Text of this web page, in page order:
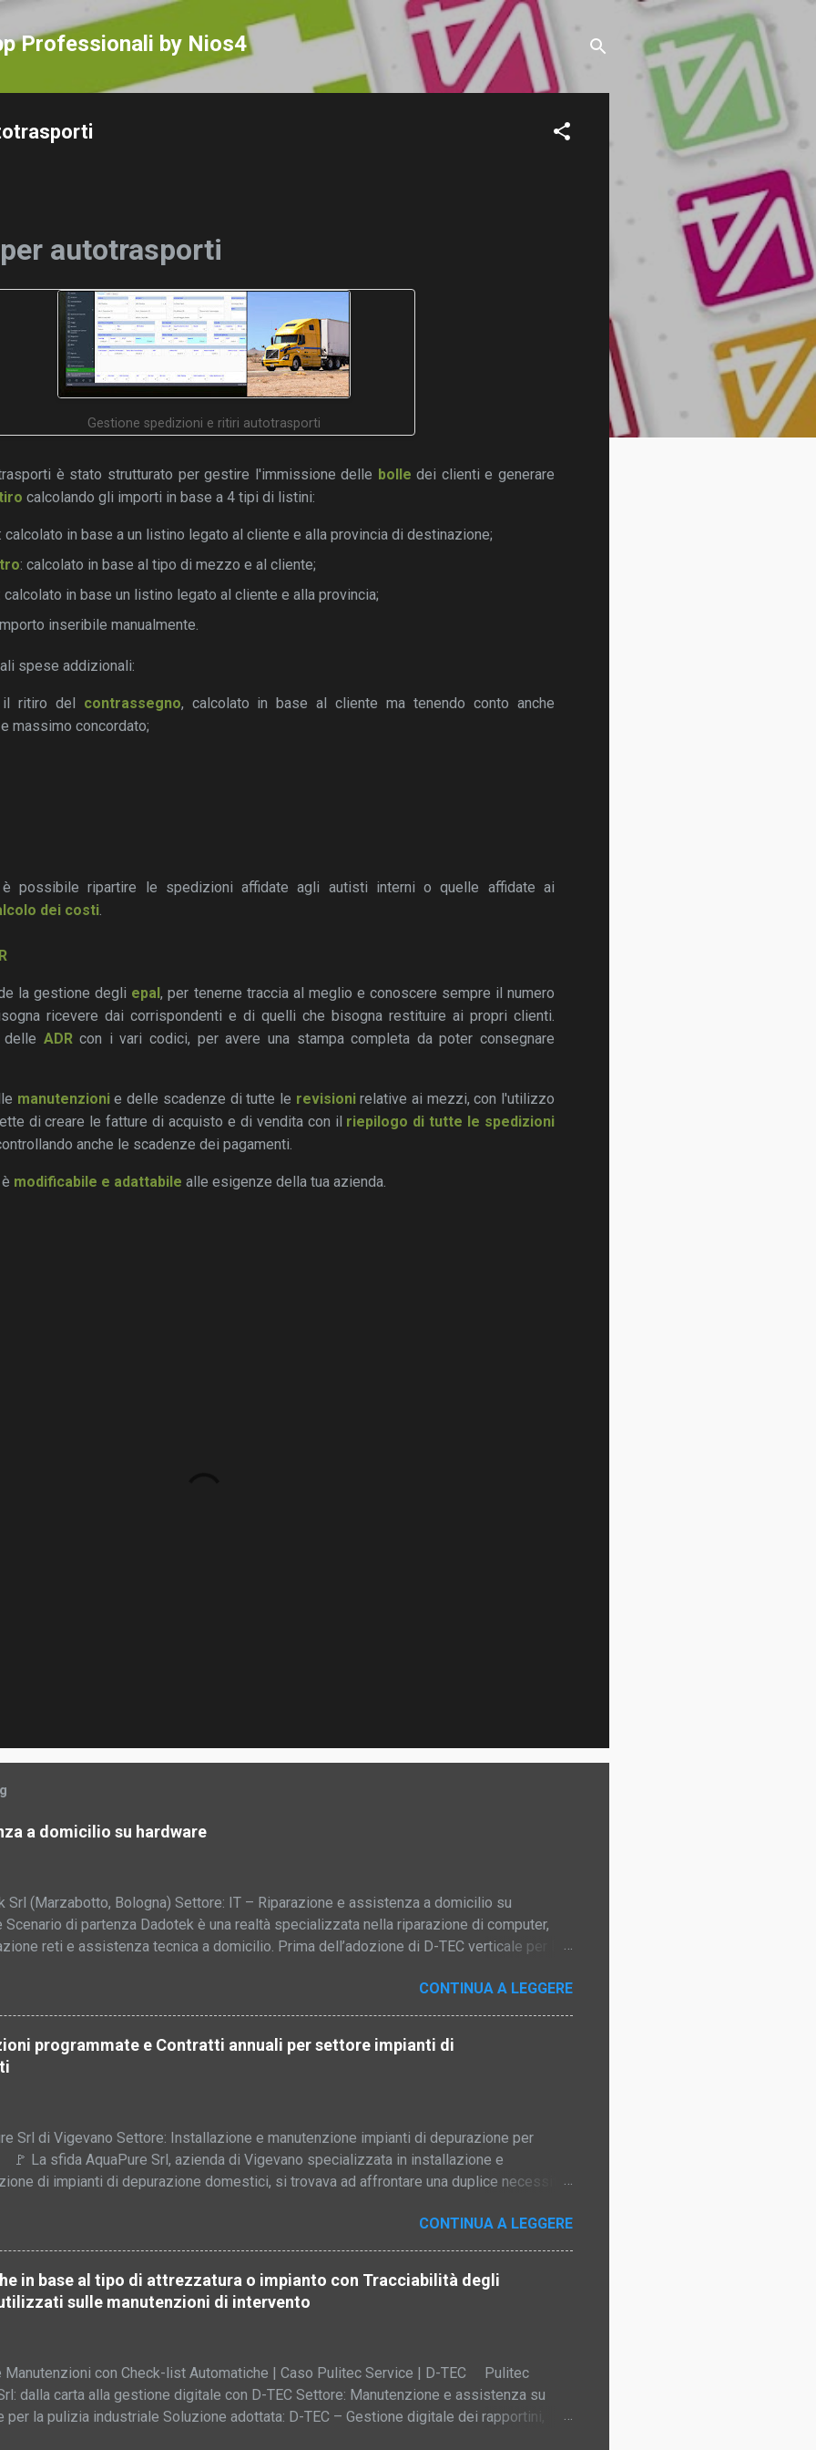
Passa ai contenuti principali
Professionali by Nios4
autotrasporti
Gestione spedizioni e ritiri autotrasporti
è stato strutturato per gestire l'immissione delle bolle dei clienti e generare
calcolando gli importi in base a 4 tipi di listini:
: calcolato in base a un listino legato al cliente e alla provincia di destinazione;
: calcolato in base al tipo di mezzo e al cliente;
calcolato in base un listino legato al cliente e alla provincia;
inseribile manualmente.
spese addizionali:
il ritiro del contrassegno, calcolato in base al cliente ma tenendo conto anche
massimo concordato;
possibile ripartire le spedizioni affidate agli autisti interni o quelle affidate ai
dei costi
la gestione degli epal, per tenerne traccia al meglio e conoscere sempre il numero
ricevere dai corrispondenti e di quelli che bisogna restituire ai propri clienti.
delle ADRcon i vari codici, per avere una stampa completa da poter consegnare
manutenzionie delle scadenze di tutte le revisionirelative ai mezzi, con l'utilizzo
di creare le fatture di acquisto e di vendita con il riepilogo di tutte le spedizioni
anche le scadenze dei pagamenti.
modificabile e adattabile alle esigenze della tua azienda.
a domicilio su hardware
Srl (Marzabotto, Bologna) Settore: IT – Riparazione e assistenza a domicilio su
Scenario di partenza Dadotek è una realtà specializzata nella riparazione di computer,
reti e assistenza tecnica a domicilio. Prima dell’adozione di D-TEC verticale per le
che richiedeva la compilazione manuale di documenti separati per ogni fase (ingresso,
consegna). Ogni documento doveva essere creato da zero, senza possibilità
di lavoro a ogni step (ingresso, diagnosi, consegna). Difficoltà nel recupero
interventi. Tempi lunghi per assistenze e sopralluoghi a domicilio. Rischio di errori di
CONTINUA A LEGGERE
programmate e Contratti annuali per settore impianti di
Srl di Vigevano Settore: Installazione e manutenzione impianti di depurazione per
🚩 La sfida AquaPure Srl, azienda di Vigevano specializzata in installazione e
di impianti di depurazione domestici, si trovava ad affrontare una duplice necessità:
precisa e tracciata di ogni impianto e contratto di manutenzione. Le attività manuali e le
prima gestite con strumenti tradizionali, comportavano un rischio di
dettagliata delle installazioni. 💡 La soluzione D-TEC La scelta è ricaduta su D-TEC ,
digitale pensata per chi lavora con impianti sul campo, grazie ai suoi automatismi
CONTINUA A LEGGERE
in base al tipo di attrezzatura o impianto con Tracciabilità degli
sulle manutenzioni di intervento
Manutenzioni con Check-list Automatiche | Caso Pulitec Service | D-TEC Pulitec
dalla carta alla gestione digitale con D-TEC Settore: Manutenzione e assistenza su
per la pulizia industriale Soluzione adottata: D-TEC – Gestione digitale dei rapportini,